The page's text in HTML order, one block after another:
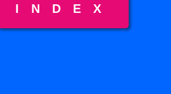
INDEX